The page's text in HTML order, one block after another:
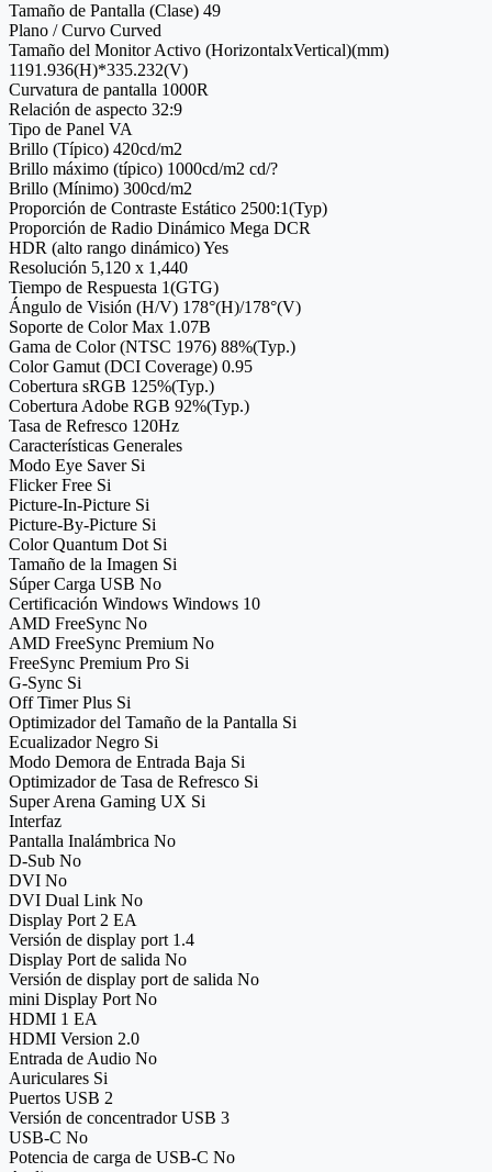
Tamaño de Pantalla (Clase) 49
Plano / Curvo Curved
Tamaño del Monitor Activo (HorizontalxVertical)(mm)
1191.936(H)*335.232(V)
Curvatura de pantalla 1000R
Relación de aspecto 32:9
Tipo de Panel VA
Brillo (Típico) 420cd/m2
Brillo máximo (típico) 1000cd/m2 cd/?
Brillo (Mínimo) 300cd/m2
Proporción de Contraste Estático 2500:1(Typ)
Proporción de Radio Dinámico Mega DCR
HDR (alto rango dinámico) Yes
Resolución 5,120 x 1,440
Tiempo de Respuesta 1(GTG)
Ángulo de Visión (H/V) 178°(H)/178°(V)
Soporte de Color Max 1.07B
Gama de Color (NTSC 1976) 88%(Typ.)
Color Gamut (DCI Coverage) 0.95
Cobertura sRGB 125%(Typ.)
Cobertura Adobe RGB 92%(Typ.)
Tasa de Refresco 120Hz
Características Generales
Modo Eye Saver Si
Flicker Free Si
Picture-In-Picture Si
Picture-By-Picture Si
Color Quantum Dot Si
Tamaño de la Imagen Si
Súper Carga USB No
Certificación Windows Windows 10
AMD FreeSync No
AMD FreeSync Premium No
FreeSync Premium Pro Si
G-Sync Si
Off Timer Plus Si
Optimizador del Tamaño de la Pantalla Si
Ecualizador Negro Si
Modo Demora de Entrada Baja Si
Optimizador de Tasa de Refresco Si
Super Arena Gaming UX Si
Interfaz
Pantalla Inalámbrica No
D-Sub No
DVI No
DVI Dual Link No
Display Port 2 EA
Versión de display port 1.4
Display Port de salida No
Versión de display port de salida No
mini Display Port No
HDMI 1 EA
HDMI Version 2.0
Entrada de Audio No
Auriculares Si
Puertos USB 2
Versión de concentrador USB 3
USB-C No
Potencia de carga de USB-C No